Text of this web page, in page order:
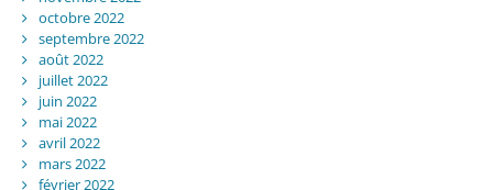
octobre 2022
septembre 2022
août 2022
juillet 2022
juin 2022
mai 2022
avril 2022
mars 2022
février 2022